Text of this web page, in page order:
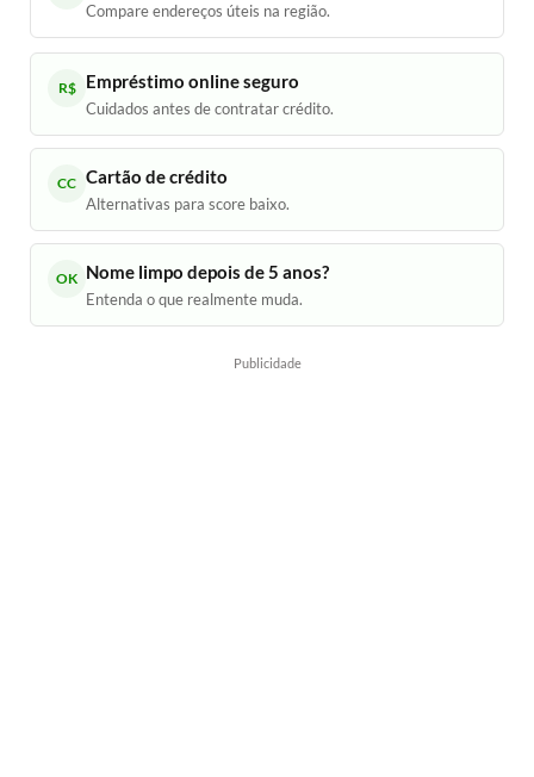
Compare endereços úteis na região.
R$ Empréstimo online seguro
Cuidados antes de contratar crédito.
CC Cartão de crédito
Alternativas para score baixo.
OK Nome limpo depois de 5 anos?
Entenda o que realmente muda.
Publicidade